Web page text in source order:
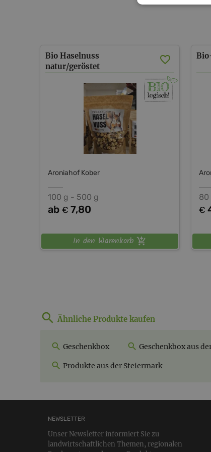
Bio Haselnuss
natur/geröstet
Aroniahof Kober
100 g - 500 g
ab € 7,80
In den Warenkorb
80
€
Ähnliche Produkte kaufen
Geschenkbox Geschenkbox aus
Produkte aus der Steiermark
NEWSLETTER
Unser Newsletter informiert Sie zu
landwirtschaftlichen Themen, regionalen